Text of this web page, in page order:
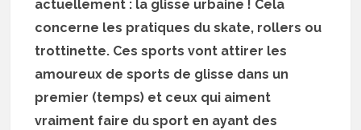
actuellement : la glisse urbaine ! Cela
concerne les pratiques du skate, rollers ou
trottinette. Ces sports vont attirer les
amoureux de sports de glisse dans un
premier (temps) et ceux qui aiment
vraiment faire du sport en ayant des